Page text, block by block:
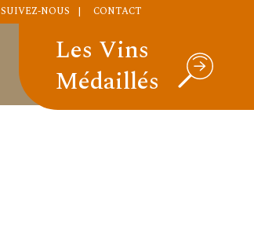
SUIVEZ-NOUS CONTACT
Les Vins
Médaillés